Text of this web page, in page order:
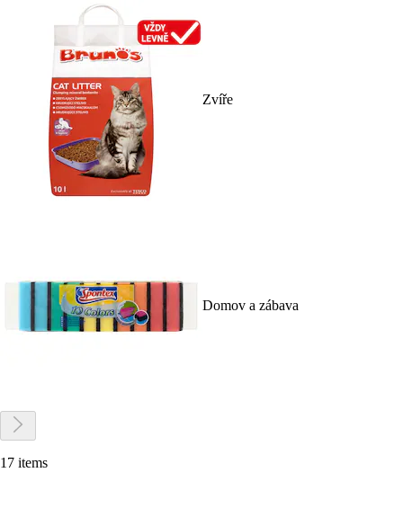
Zvíře
Domov a zábava
17 items